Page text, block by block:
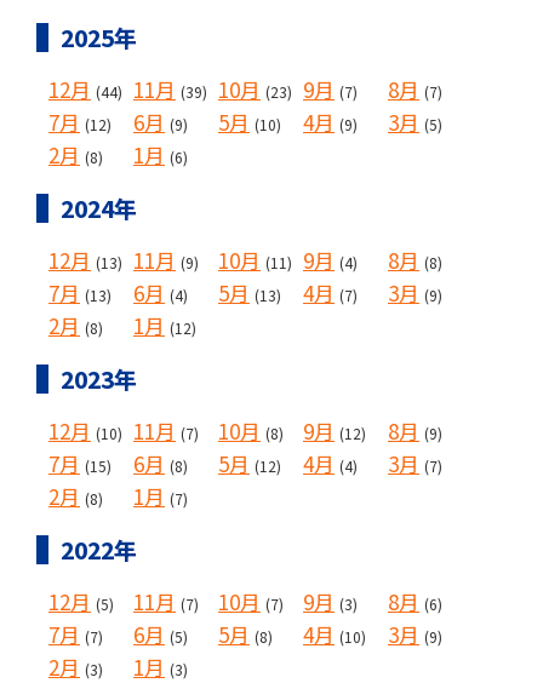
2025年
12月 (44) 11月 (39) 10月 (23) 9月 (7) 8月 (7)
7月 (12) 6月 (9) 5月 (10) 4月 (9) 3月 (5)
2月 (8) 1月 (6)
2024年
12月 (13) 11月 (9) 10月 (11) 9月 (4) 8月 (8)
7月 (13) 6月 (4) 5月 (13) 4月 (7) 3月 (9)
2月 (8) 1月 (12)
2023年
12月 (10) 11月 (7) 10月 (8) 9月 (12) 8月 (9)
7月 (15) 6月 (8) 5月 (12) 4月 (4) 3月 (7)
2月 (8) 1月 (7)
2022年
12月 (5) 11月 (7) 10月 (7) 9月 (3) 8月 (6)
7月 (7) 6月 (5) 5月 (8) 4月 (10) 3月 (9)
2月 (3) 1月 (3)